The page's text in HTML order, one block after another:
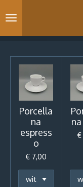
direct
naar
hoofdinhoud
Porcella
na
espress
o
€ 7,00
€